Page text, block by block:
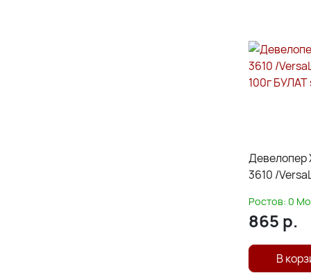
Девелопер
3610 /
Ростов: 0
865 р.
В